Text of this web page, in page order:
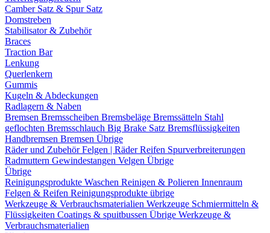
Camber Satz & Spur Satz
Domstreben
Stabilisator & Zubehör
Braces
Traction Bar
Lenkung
Querlenkern
Gummis
Kugeln & Abdeckungen
Radlagern & Naben
Bremsen Bremsscheiben Bremsbeläge Bremssätteln Stahl
geflochten Bremsschlauch Big Brake Satz Bremsflüssigkeiten
Handbremsen Bremsen Übrige
Räder und ZubehörFelgen | RäderReifen Spurverbreiterungen
Radmuttern Gewindestangen Velgen Übrige
Übrige
Reinigungsprodukte Waschen Reinigen & Polieren Innenraum
Felgen & Reifen Reinigungsprodukte übrige
Werkzeuge & Verbrauchsmaterialien Werkzeuge Schmiermitteln &
Flüssigkeiten Coatings & spuitbussen Übrige Werkzeuge &
Verbrauchsmaterialien